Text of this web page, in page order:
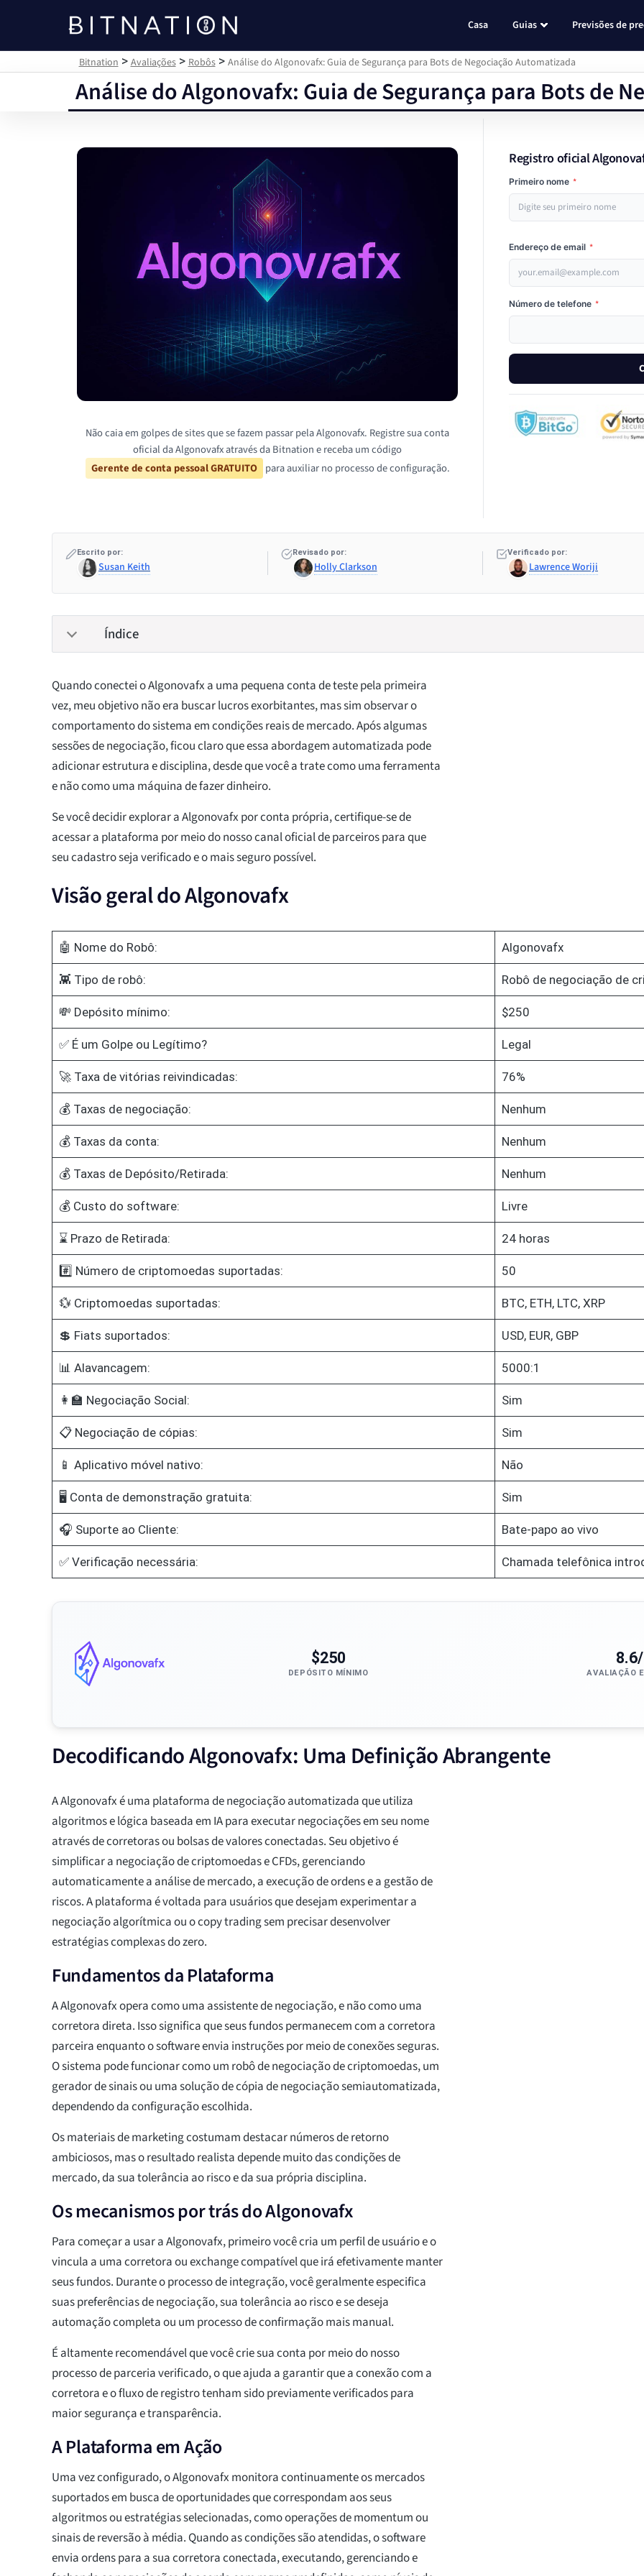
Bitnation
Casa Guias Previsões de
Bitnation >Avaliações>Robôs> Análise do Algonovafx: Guia de Segurança para Bots de Negociação Automatizada
Análise do Algonovafx: Guia de Segurança para Bots de
Não caia em golpes de sites que se fazem passar pela Algonovafx. Registre sua conta
oficial da Algonovafx através da Bitnation e receba um código
Gerente de conta pessoal GRATUITO para auxiliar no processo de configuração.
Registro oficial
Primeiro nome *
Endereço de email *
Número de telefone *
Escrito por:
Susan Keith
Revisado por:
Holly Clarkson
Verificado por:
Lawrence Woriji
Índice
Quando conectei o Algonovafx a uma pequena conta de teste pela primeira
vez, meu objetivo não era buscar lucros exorbitantes, mas sim observar o
comportamento do sistema em condições reais de mercado. Após algumas
sessões de negociação, ficou claro que essa abordagem automatizada pode
adicionar estrutura e disciplina, desde que você a trate como uma ferramenta
e não como uma máquina de fazer dinheiro.
Se você decidir explorar a Algonovafx por conta própria, certifique-se de
acessar a plataforma por meio do nosso canal oficial de parceiros para que
seu cadastro seja verificado e o mais seguro possível.
Visão geral do Algonovafx
🤖 Nome do Robô: Algonovafx
👾 Tipo de robô: Robô de negociação de
💸 Depósito mínimo: $250
✅ É um Golpe ou Legítimo? Legal
🚀 Taxa de vitórias reivindicadas: 76%
💰 Taxas de negociação: Nenhum
💰 Taxas da conta: Nenhum
💰 Taxas de Depósito/Retirada: Nenhum
💰 Custo do software: Livre
⌛ Prazo de Retirada: 24 horas
#️⃣ Número de criptomoedas suportadas: 50
💱 Criptomoedas suportadas: BTC, ETH, LTC, XRP
💲 Fiats suportados: USD, EUR, GBP
📊 Alavancagem: 5000:1
👩‍🏫 Negociação Social: Sim
📋 Negociação de cópias: Sim
📱 Aplicativo móvel nativo: Não
🖥️ Conta de demonstração gratuita: Sim
🎧 Suporte ao Cliente: Bate-papo ao vivo
✅ Verificação necessária: Chamada telefônica
$250
DEPÓSITO MÍNIMO AVALIAÇÃO
Decodificando Algonovafx: Uma Definição Abrangente
A Algonovafx é uma plataforma de negociação automatizada que utiliza
algoritmos e lógica baseada em IA para executar negociações em seu nome
através de corretoras ou bolsas de valores conectadas. Seu objetivo é
simplificar a negociação de criptomoedas e CFDs, gerenciando
automaticamente a análise de mercado, a execução de ordens e a gestão de
riscos. A plataforma é voltada para usuários que desejam experimentar a
negociação algorítmica ou o copy trading sem precisar desenvolver
estratégias complexas do zero.
Fundamentos da Plataforma
A Algonovafx opera como uma assistente de negociação, e não como uma
corretora direta. Isso significa que seus fundos permanecem com a corretora
parceira enquanto o software envia instruções por meio de conexões seguras.
O sistema pode funcionar como um robô de negociação de criptomoedas, um
gerador de sinais ou uma solução de cópia de negociação semiautomatizada,
dependendo da configuração escolhida.
Os materiais de marketing costumam destacar números de retorno
ambiciosos, mas o resultado realista depende muito das condições de
mercado, da sua tolerância ao risco e da sua própria disciplina.
Os mecanismos por trás do Algonovafx
Para começar a usar a Algonovafx, primeiro você cria um perfil de usuário e o
vincula a uma corretora ou exchange compatível que irá efetivamente manter
seus fundos. Durante o processo de integração, você geralmente especifica
suas preferências de negociação, sua tolerância ao risco e se deseja
automação completa ou um processo de confirmação mais manual.
É altamente recomendável que você crie sua conta por meio do nosso
processo de parceria verificado, o que ajuda a garantir que a conexão com a
corretora e o fluxo de registro tenham sido previamente verificados para
maior segurança e transparência.
A Plataforma em Ação
Uma vez configurado, o Algonovafx monitora continuamente os mercados
suportados em busca de oportunidades que correspondam aos seus
algoritmos ou estratégias selecionadas, como operações de momentum ou
sinais de reversão à média. Quando as condições são atendidas, o software
envia ordens para a sua corretora conectada, executando, gerenciando e